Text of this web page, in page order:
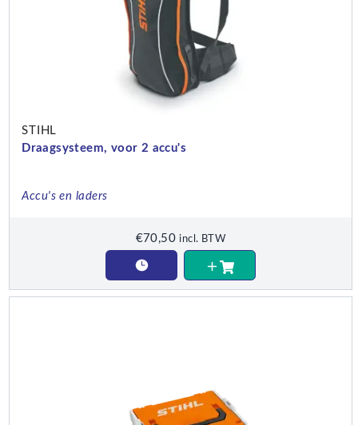
STIHL
Draagsysteem, voor 2 accu's
Accu's en laders
€70,50 incl. BTW